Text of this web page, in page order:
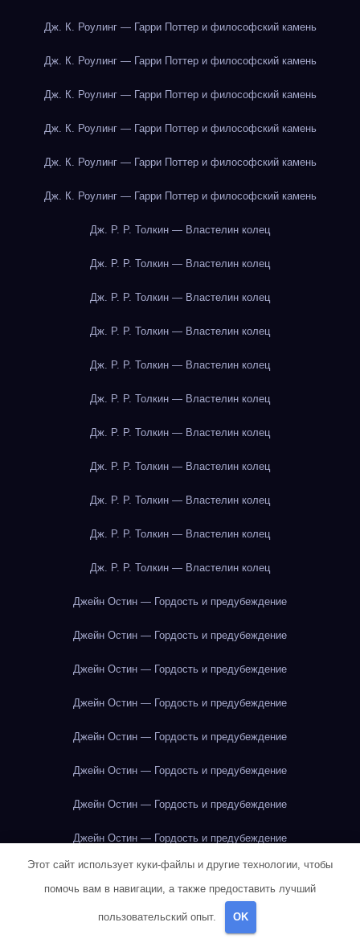
Дж. К. Роулинг — Гарри Поттер и философский камень
Дж. К. Роулинг — Гарри Поттер и философский камень
Дж. К. Роулинг — Гарри Поттер и философский камень
Дж. К. Роулинг — Гарри Поттер и философский камень
Дж. К. Роулинг — Гарри Поттер и философский камень
Дж. К. Роулинг — Гарри Поттер и философский камень
Дж. Р. Р. Толкин — Властелин колец
Дж. Р. Р. Толкин — Властелин колец
Дж. Р. Р. Толкин — Властелин колец
Дж. Р. Р. Толкин — Властелин колец
Дж. Р. Р. Толкин — Властелин колец
Дж. Р. Р. Толкин — Властелин колец
Дж. Р. Р. Толкин — Властелин колец
Дж. Р. Р. Толкин — Властелин колец
Дж. Р. Р. Толкин — Властелин колец
Дж. Р. Р. Толкин — Властелин колец
Дж. Р. Р. Толкин — Властелин колец
Джейн Остин — Гордость и предубеждение
Джейн Остин — Гордость и предубеждение
Джейн Остин — Гордость и предубеждение
Джейн Остин — Гордость и предубеждение
Джейн Остин — Гордость и предубеждение
Джейн Остин — Гордость и предубеждение
Джейн Остин — Гордость и предубеждение
Джейн Остин — Гордость и предубеждение
Джейн Остин — Гордость и предубеждение
Джейн Остин — Гордость и предубеждение
Этот сайт использует куки-файлы и другие технологии, чтобы
помочь вам в навигации, а также предоставить лучший
пользовательский опыт. OK